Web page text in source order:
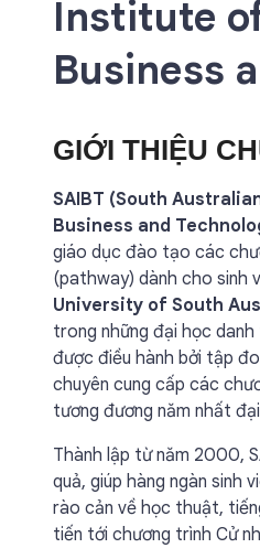
Institute
Business
GIỚI THIỆU
SAIBT (South
Business and
giáo dục đào tạo các
(pathway) dành cho sinh
University of South
trong những đại học danh
được điều hành bởi tập
chuyên cung cấp các
tương đương năm nhất
Thành lập từ năm 2000,
quả, giúp hàng ngàn sinh
rào cản về học thuật,
tiến tới chương trình Cử